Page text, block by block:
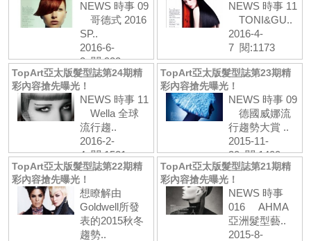
NEWS 時事 09
哥德式 2016
SP..
2016-6-
3 閱:933
NEWS 時事 11
TONI&GU..
2016-4-
7 閱:1173
TopArt亞太版髮型誌第24期精
彩內容搶先曝光！
NEWS 時事 11
Wella 全球
流行趨..
2016-2-
4 閱:1521
TopArt亞太版髮型誌第23期精
彩內容搶先曝光！
NEWS 時事 09
德國威娜流
行趨勢大賞 ..
2015-11-
30 閱:1400
TopArt亞太版髮型誌第22期精
彩內容搶先曝光！
想瞭解由
Goldwell所發
表的2015秋冬
趨勢..
TopArt亞太版髮型誌第21期精
彩內容搶先曝光！
NEWS 時事
016 AHMA
亞洲髮型藝..
2015-8-